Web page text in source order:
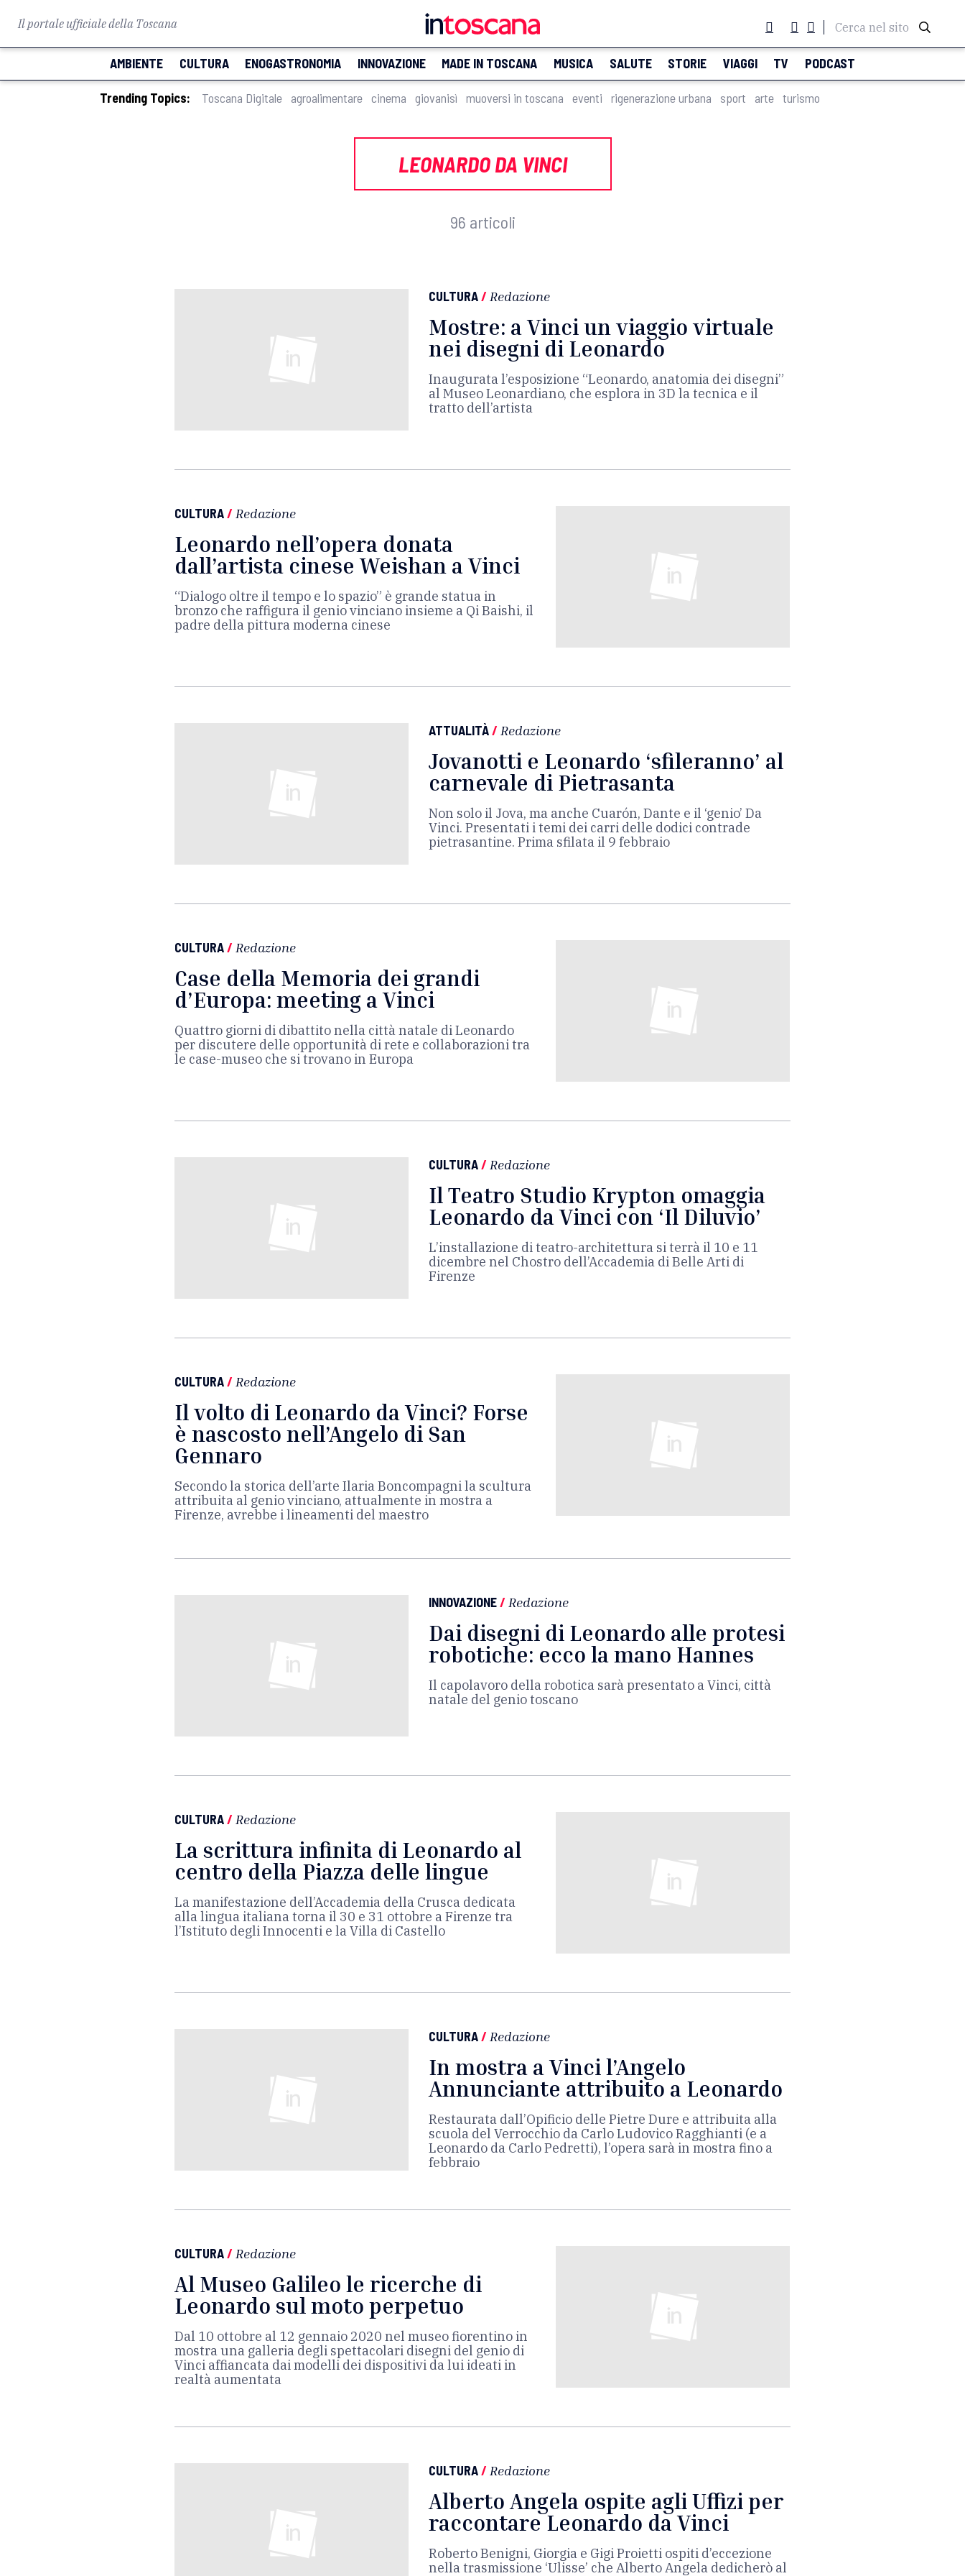
Il portale ufficiale della Toscana Cerca nel sito
AMBIENTE CULTURA ENOGASTRONOMIA INNOVAZIONE MADE IN TOSCANA MUSICA SALUTE STORIE VIAGGI TV PODCAST
Trending Topics: Toscana Digitale agroalimentare cinema giovanisì muoversi in toscana eventi rigenerazione urbana sport arte turismo
LEONARDO DA VINCI
96 articoli
CULTURA/ Redazione
Mostre: a Vinci un viaggio virtuale
nei disegni di Leonardo
Inaugurata l’esposizione “Leonardo, anatomia dei disegni”
al Museo Leonardiano, che esplora in 3D la tecnica e il
tratto dell’artista
CULTURA/ Redazione
Leonardo nell’opera donata
dall’artista cinese Weishan a Vinci
“Dialogo oltre il tempo e lo spazio” è grande statua in
bronzo che raffigura il genio vinciano insieme a Qi Baishi, il
padre della pittura moderna cinese
ATTUALITÀ/ Redazione
Jovanotti e Leonardo ‘sfileranno’ al
carnevale di Pietrasanta
Non solo il Jova, ma anche Cuarón, Dante e il ‘genio’ Da
Vinci. Presentati i temi dei carri delle dodici contrade
pietrasantine. Prima sfilata il 9 febbraio
CULTURA/ Redazione
Case della Memoria dei grandi
d’Europa: meeting a Vinci
Quattro giorni di dibattito nella città natale di Leonardo
per discutere delle opportunità di rete e collaborazioni tra
le case-museo che si trovano in Europa
CULTURA/ Redazione
Il Teatro Studio Krypton omaggia
Leonardo da Vinci con ‘Il Diluvio’
L’installazione di teatro-architettura si terrà il 10 e 11
dicembre nel Chostro dell’Accademia di Belle Arti di
Firenze
CULTURA/ Redazione
Il volto di Leonardo da Vinci? Forse
è nascosto nell’Angelo di San
Gennaro
Secondo la storica dell’arte Ilaria Boncompagni la scultura
attribuita al genio vinciano, attualmente in mostra a
Firenze, avrebbe i lineamenti del maestro
INNOVAZIONE/ Redazione
Dai disegni di Leonardo alle protesi
robotiche: ecco la mano Hannes
Il capolavoro della robotica sarà presentato a Vinci, città
natale del genio toscano
CULTURA/ Redazione
La scrittura infinita di Leonardo al
centro della Piazza delle lingue
La manifestazione dell’Accademia della Crusca dedicata
alla lingua italiana torna il 30 e 31 ottobre a Firenze tra
l’Istituto degli Innocenti e la Villa di Castello
CULTURA/ Redazione
In mostra a Vinci l’Angelo
Annunciante attribuito a Leonardo
Restaurata dall’Opificio delle Pietre Dure e attribuita alla
scuola del Verrocchio da Carlo Ludovico Ragghianti (e a
Leonardo da Carlo Pedretti), l’opera sarà in mostra fino a
febbraio
CULTURA/ Redazione
Al Museo Galileo le ricerche di
Leonardo sul moto perpetuo
Dal 10 ottobre al 12 gennaio 2020 nel museo fiorentino in
mostra una galleria degli spettacolari disegni del genio di
Vinci affiancata dai modelli dei dispositivi da lui ideati in
realtà aumentata
CULTURA/ Redazione
Alberto Angela ospite agli Uffizi per
raccontare Leonardo da Vinci
Roberto Benigni, Giorgia e Gigi Proietti ospiti d’eccezione
nella trasmissione ‘Ulisse’ che Alberto Angela dedicherò al